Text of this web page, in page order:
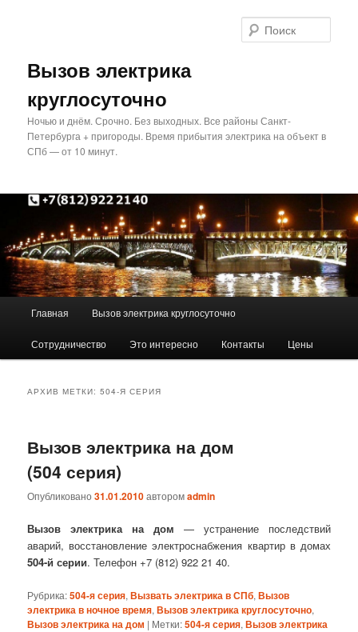
Вызов электрика
круглосуточно
Ночью и днём. Срочно. Без выходных. Все районы Санкт-
Петербурга + пригороды. Время прибытия электрика на объект в
СПб — от 10 минут.
Главная Вызов электрика круглосуточно
Сотрудничество Это интересно Контакты Цены
АРХИВ МЕТКИ:504-Я СЕРИЯ
Вызов электрика на дом
(504‎ серия)
Опубликовано31.01.2010авторомadmin
Вызов электрика на дом — устранение последствий
аварий, восстановление электроснабжения квартир в домах
504‎-й серии. Телефон +7 (812) 922 21 40.
Рубрика:504-я серия,Вызвать электрика в СПб,Вызов
электрика в ночное время,Вызов электрика круглосуточно,
Вызов электрика на дом | Метки:504-я серия,Вызов электрика